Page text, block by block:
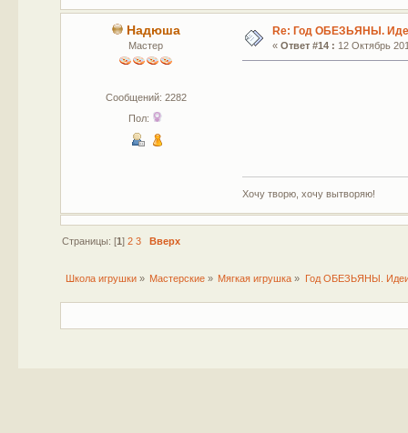
Надюша
Мастер
Сообщений: 2282
Пол:
Re: Год ОБЕЗЬЯНЫ.
« Ответ #14 : 12 Октябрь
Хочу творю, хочу вытворяю!
Страницы: [1] 2 3 Вверх
Школа игрушки» Мастерские » Мягкая игрушка » Год ОБЕЗЬЯНЫ.